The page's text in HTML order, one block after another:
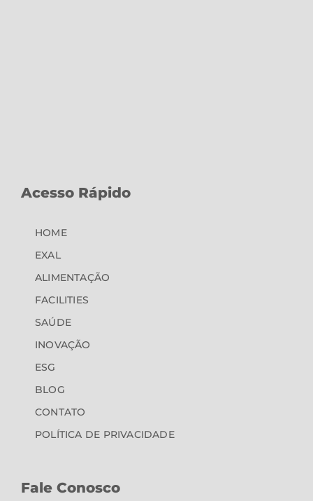
Acesso Rápido
HOME
EXAL
ALIMENTAÇÃO
FACILITIES
SAÚDE
INOVAÇÃO
ESG
BLOG
CONTATO
POLÍTICA DE PRIVACIDADE
Fale Conosco